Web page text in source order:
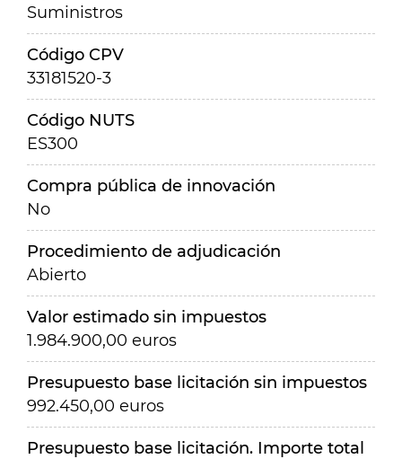
Suministros
Código CPV
33181520-3
Código NUTS
ES300
Compra pública de innovación
No
Procedimiento de adjudicación
Abierto
Valor estimado sin impuestos
1.984.900,00 euros
Presupuesto base licitación sin impuestos
992.450,00 euros
Presupuesto base licitación. Importe total